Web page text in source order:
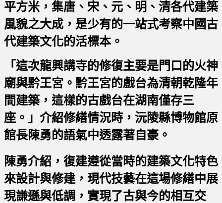
平方米，集唐、宋、元、明、清各代建築
風貌之大成，是少有的一站式考察中國古
代建築文化的活標本。
「這次龍興講寺的修復主要是門口的火神
廟與黔王宮。黔王宮的戲台為清朝乾隆年
間建築，這樣的古戲台在湖南僅存三
座。」介紹修繕情況時，沅陵縣博物館原
館長陳勇的語氣中透露著自豪。
陳勇介紹，復建遵從當時的建築文化特色
來設計與修建，現代技藝在這場修繕中展
現謙遜與低調，實現了古與今的相互交